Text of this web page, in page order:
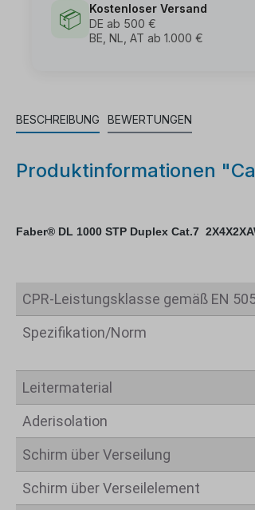
📦
Kostenloser Versand
DE ab 500 €
BE, NL, AT ab 1.000 €
BESCHREIBUNG BEWERTUNGEN
Produktinformationen
Faber® DL 1000 STP Duplex Cat.7
CPR-Leistungsklasse gemäß EN
Spezifikation/Norm
Leitermaterial
Aderisolation
Schirm über Verseilung
Schirm über Verseilelement